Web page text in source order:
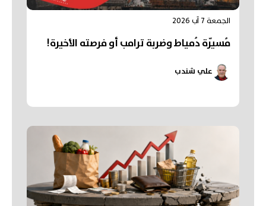
الجمعة 7 آب 2026
مُسيّرة دُمياط وضربة ترامب أو فرصته الأخيرة!
علي شندب